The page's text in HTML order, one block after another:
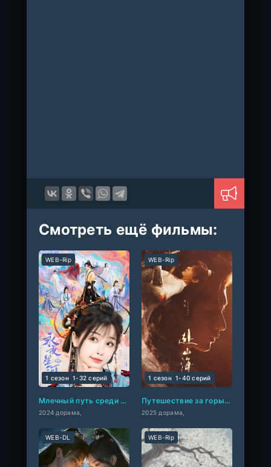
Смотреть ещё фильмы:
Млечный путь среди вечной ночи
2024 дорама,
WEB-Rip
1 сезон 1-32 cерий
Путешествие за горы и моря
2025 дорама,
WEB-Rip
1 сезон 1-40 cерий
WEB-DL WEB-Rip